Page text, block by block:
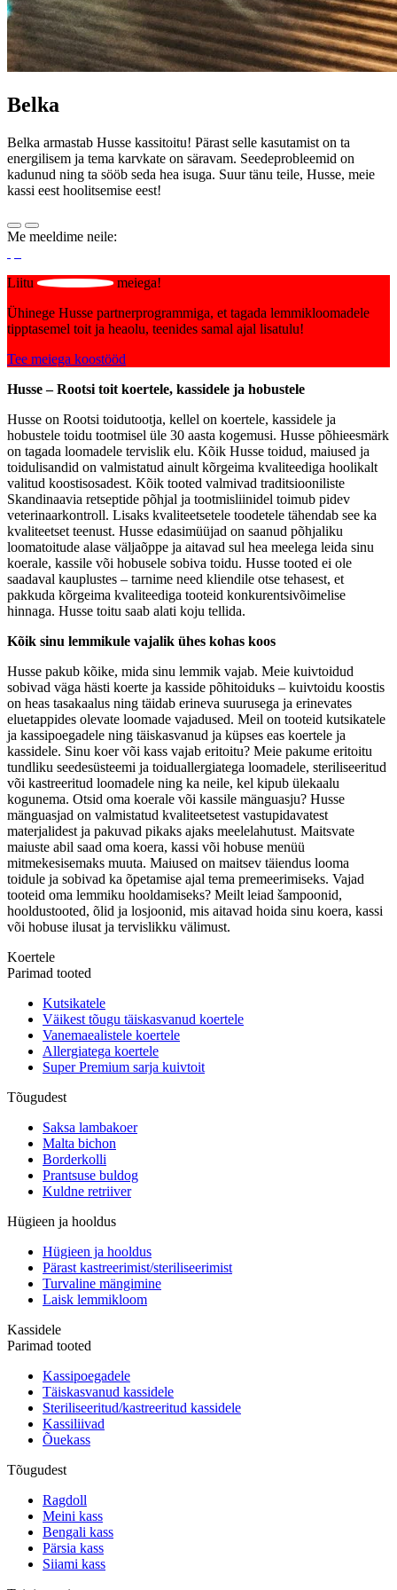
Belka
Belka armastab Husse kassitoitu! Pärast selle kasutamist on ta
energilisem ja tema karvkate on säravam. Seedeprobleemid on
kadunud ning ta sööb seda hea isuga. Suur tänu teile, Husse, meie
kassi eest hoolitsemise eest!
Me meeldime neile:
Liitu
meiega!
Ühinege Husse partnerprogrammiga, et tagada lemmikloomadele
tipptasemel toit ja heaolu, teenides samal ajal lisatulu!
Tee meiega koostööd
Husse – Rootsi toit koertele, kassidele ja hobustele
Husse on Rootsi toidutootja, kellel on koertele, kassidele ja
hobustele toidu tootmisel üle 30 aasta kogemusi. Husse põhieesmärk
on tagada loomadele tervislik elu. Kõik Husse toidud, maiused ja
toidulisandid on valmistatud ainult kõrgeima kvaliteediga hoolikalt
valitud koostisosadest. Kõik tooted valmivad traditsiooniliste
Skandinaavia retseptide põhjal ja tootmisliinidel toimub pidev
veterinaarkontroll. Lisaks kvaliteetsetele toodetele tähendab see ka
kvaliteetset teenust. Husse edasimüüjad on saanud põhjaliku
loomatoitude alase väljaõppe ja aitavad sul hea meelega leida sinu
koerale, kassile või hobusele sobiva toidu. Husse tooted ei ole
saadaval kauplustes – tarnime need kliendile otse tehasest, et
pakkuda kõrgeima kvaliteediga tooteid konkurentsivõimelise
hinnaga. Husse toitu saab alati koju tellida.
Kõik sinu lemmikule vajalik ühes kohas koos
Husse pakub kõike, mida sinu lemmik vajab. Meie kuivtoidud
sobivad väga hästi koerte ja kasside põhitoiduks – kuivtoidu koostis
on heas tasakaalus ning täidab erineva suurusega ja erinevates
eluetappides olevate loomade vajadused. Meil on tooteid kutsikatele
ja kassipoegadele ning täiskasvanud ja küpses eas koertele ja
kassidele. Sinu koer või kass vajab eritoitu? Meie pakume eritoitu
tundliku seedesüsteemi ja toiduallergiatega loomadele, steriliseeritud
või kastreeritud loomadele ning ka neile, kel kipub ülekaalu
kogunema. Otsid oma koerale või kassile mänguasju? Husse
mänguasjad on valmistatud kvaliteetsetest vastupidavatest
materjalidest ja pakuvad pikaks ajaks meelelahutust. Maitsvate
maiuste abil saad oma koera, kassi või hobuse menüü
mitmekesisemaks muuta. Maiused on maitsev täiendus looma
toidule ja sobivad ka õpetamise ajal tema premeerimiseks. Vajad
tooteid oma lemmiku hooldamiseks? Meilt leiad šampoonid,
hooldustooted, õlid ja losjoonid, mis aitavad hoida sinu koera, kassi
või hobuse ilusat ja tervislikku välimust.
Koertele
Parimad tooted
Kutsikatele
Väikest tõugu täiskasvanud koertele
Vanemaealistele koertele
Allergiatega koertele
Super Premium sarja kuivtoit
Tõugudest
Saksa lambakoer
Malta bichon
Borderkolli
Prantsuse buldog
Kuldne retriiver
Hügieen ja hooldus
Hügieen ja hooldus
Pärast kastreerimist/steriliseerimist
Turvaline mängimine
Laisk lemmikloom
Kassidele
Parimad tooted
Kassipoegadele
Täiskasvanud kassidele
Steriliseeritud/kastreeritud kassidele
Kassiliivad
Õuekass
Tõugudest
Ragdoll
Meini kass
Bengali kass
Pärsia kass
Siiami kass